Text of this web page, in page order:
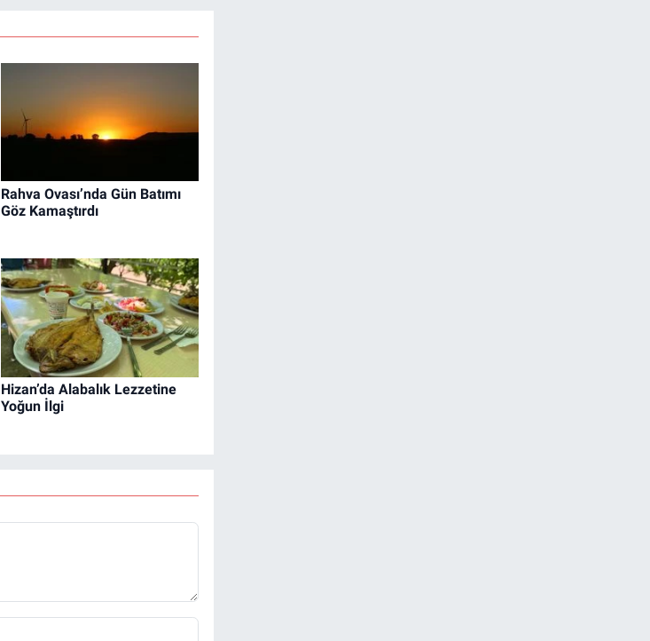
Rahva Ovası’nda Gün Batımı
Göz Kamaştırdı
Hizan’da Alabalık Lezzetine
Yoğun İlgi